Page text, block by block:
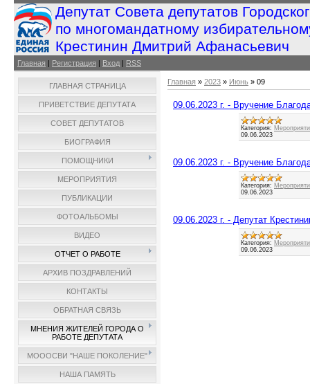
Депутат Совета депутатов
по многомандатному
Крестинин Дмитрий Афанасьевич
Главная | Регистрация | Вход | RSS
ГЛАВНАЯ СТРАНИЦА
ПРИВЕТСТВИЕ ДЕПУТАТА
СОВЕТ ДЕПУТАТОВ
БИОГРАФИЯ
ПОМОЩНИКИ
МЕРОПРИЯТИЯ
ПУБЛИКАЦИИ
ФОТОАЛЬБОМЫ
ВИДЕО
ОТЧЕТ О РАБОТЕ
АРХИВ ПОЗДРАВЛЕНИЙ
КОНТАКТЫ
ОБРАТНАЯ СВЯЗЬ
МНЕНИЯ ЖИТЕЛЕЙ ГОРОДА О
РАБОТЕ ДЕПУТАТА
МОООСВИ "НАШЕ ПОКОЛЕНИЕ"
НАША ПАМЯТЬ
Главная » 2023 » Июнь » 09
09.06.2023 г. - Вручение
Категория:
09.06.2023
09.06.2023 г. - Вручение
Категория:
09.06.2023
09.06.2023 г. - Депутат
Категория:
09.06.2023